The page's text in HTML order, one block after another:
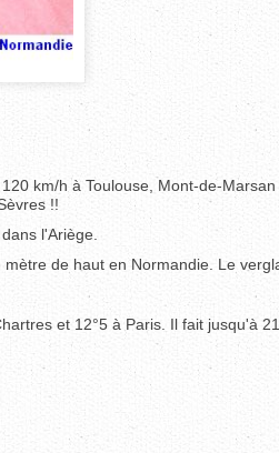
km/h à Toulouse, Mont-de-
!!
l'Ariège.
de haut en Normandie. Le
et 12°5 à Paris. Il fait jusqu'à